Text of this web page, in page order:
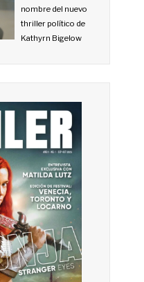
nombre del nuevo
thriller político de
Kathyrn Bigelow